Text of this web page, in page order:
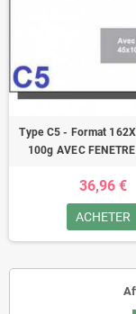
Type C5 - Format
100g AVEC
36,96 €
ACHETER